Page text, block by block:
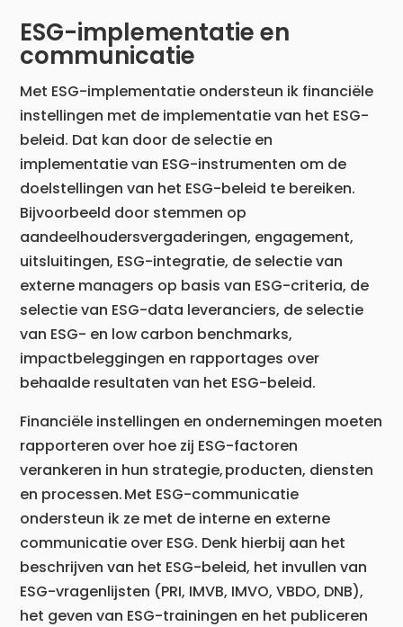
ESG-implementatie en
communicatie
Met ESG-implementatie ondersteun ik financiële
instellingen met de implementatie van het ESG-
beleid. Dat kan door de selectie en
implementatie van ESG-instrumenten om de
doelstellingen van het ESG-beleid te bereiken.
Bijvoorbeeld door stemmen op
aandeelhoudersvergaderingen, engagement,
uitsluitingen, ESG-integratie, de selectie van
externe managers op basis van ESG-criteria, de
selectie van ESG-data leveranciers, de selectie
van ESG- en low carbon benchmarks,
impactbeleggingen en rapportages over
behaalde resultaten van het ESG-beleid.
Financiële instellingen en ondernemingen moeten
rapporteren over hoe zij ESG-factoren
verankeren in hun strategie, producten, diensten
en processen. Met ESG-communicatie
ondersteun ik ze met de interne en externe
communicatie over ESG. Denk hierbij aan het
beschrijven van het ESG-beleid, het invullen van
ESG-vragenlijsten (PRI, IMVB, IMVO, VBDO, DNB),
het geven van ESG-trainingen en het publiceren